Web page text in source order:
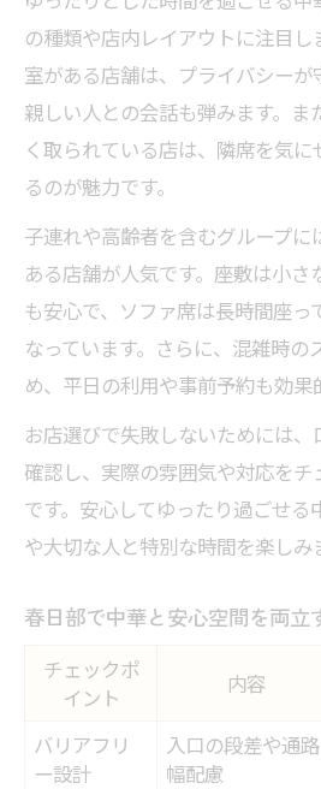
の種類や店内レイアウトに注目
室がある店舗は、プライバシー
親しい人との会話も弾みます。ま
く取られている店は、隣席を気
るのが魅力です。
子連れや高齢者を含むグループに
ある店舗が人気です。座敷は小さ
も安心で、ソファ席は長時間座っ
なっています。さらに、混雑時の
め、平日の利用や事前予約も効果
お店選びで失敗しないためには
確認し、実際の雰囲気や対応を
です。安心してゆったり過ごせる
や大切な人と特別な時間を楽しみ
春日部で中華と安心空間を両立
チェックポ
イント
内容
バリアフリ
ー設計
入口の段差や通路
幅配慮